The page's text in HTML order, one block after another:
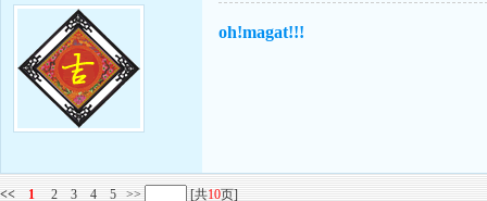
oh!magat!!!
<< 1 2 3 4 5 >> [共10页]